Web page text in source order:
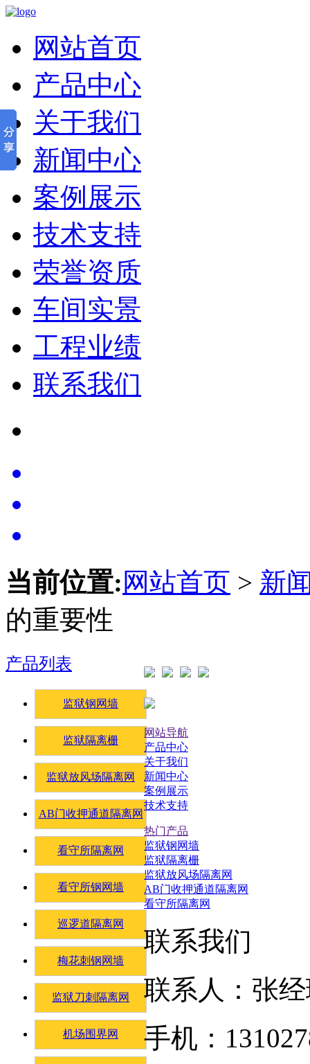
网站首页
产品中心
关于我们
新闻中心
案例展示
技术支持
荣誉资质
车间实景
工程业绩
联系我们
当前位置: 网站首页 > 新
的重要性
产品列表
监狱钢网墙
监狱隔离栅
监狱放风场隔离网
AB门收押通道隔离网
看守所隔离网
看守所钢网墙
巡逻道隔离网
梅花刺钢网墙
监狱刀刺隔离网
机场围界网
网站导航
产品中心
关于我们
新闻中心
案例展示
技术支持
热门产品
监狱钢网墙
监狱隔离栅
监狱放风场隔离网
AB门收押通道隔离网
看守所隔离网
联系我们
联系人：张
手机：